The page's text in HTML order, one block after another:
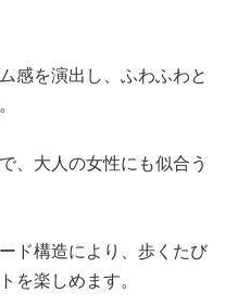
感を演出し、ふわふわと
、大人の女性にも似合う
ド構造により、歩くたび
を楽しめます。